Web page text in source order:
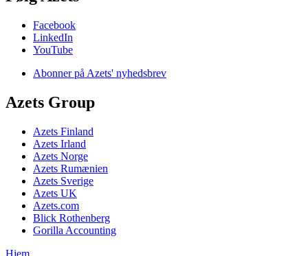
Facebook
LinkedIn
YouTube
Abonner på Azets' nyhedsbrev
Azets Group
Azets Finland
Azets Irland
Azets Norge
Azets Rumænien
Azets Sverige
Azets UK
Azets.com
Blick Rothenberg
Gorilla Accounting
Hjem